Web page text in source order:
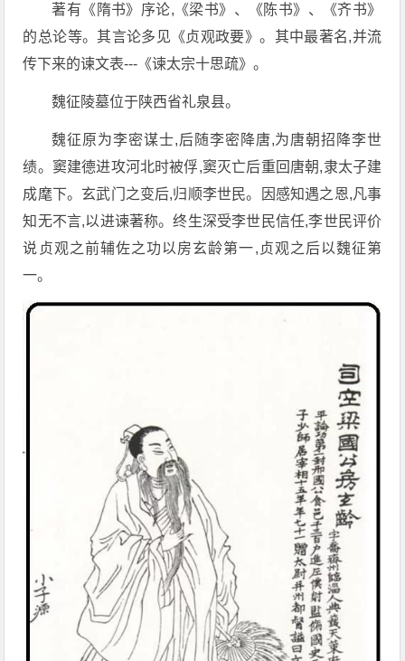
著有《隋书》序论,《梁书》、《陈书》、《齐书》
的总论等。其言论多见《贞观政要》。其中最著名,并流
传下来的谏文表---《谏太宗十思疏》。
魏征陵墓位于陕西省礼泉县。
魏征原为李密谋士,后随李密降唐,为唐朝招降李世
绩。窦建德进攻河北时被俘,窦灭亡后重回唐朝,隶太子建
成麾下。玄武门之变后,归顺李世民。因感知遇之恩,凡事
知无不言,以进谏著称。终生深受李世民信任,李世民评价
说贞观之前辅佐之功以房玄龄第一,贞观之后以魏征第
一。